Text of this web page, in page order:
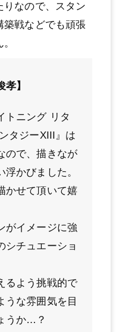
なので、スタン
築戦などでも頑張
】
トニング リタ
タジーXIII』は
ので、描きなが
かびました。
かせて頂いて嬉
がイメージに強
シチュエーショ
るよう挑戦的で
うな雰囲気を目
うか…？